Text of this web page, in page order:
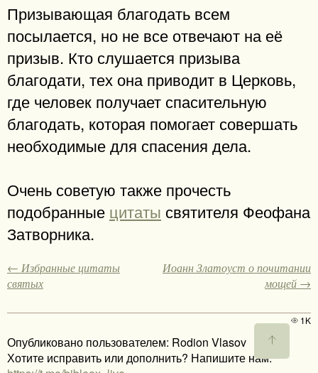
Призывающая благодать всем
посылается, но не все отвечают на её
призыв. Кто слушается призыва
благодати, тех она приводит в Церковь,
где человек получает спасительную
благодать, которая помогает совершать
необходимые для спасения дела.
Очень советую также прочесть
подобранные цитаты святителя Феофана
Затворника.
← Избранные цитаты
святых
Иоанн Златоуст о почитании
мощей →
1K
Опубликовано пользователем: Rodion Vlasov
Хотите исправить или дополнить? Напишите нам: